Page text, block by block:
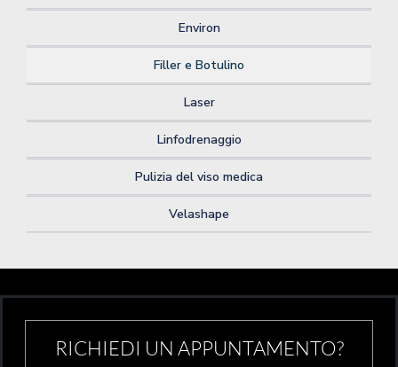
Environ
Filler e Botulino
Laser
Linfodrenaggio
Pulizia del viso medica
Velashape
RICHIEDI UN APPUNTAMENTO?